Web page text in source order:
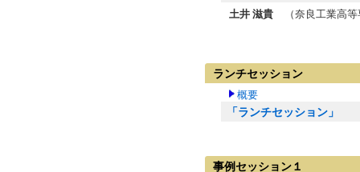
土井 滋貴 （奈良工業高
ランチセッション
概要
「ランチセッション」
事例セッション１